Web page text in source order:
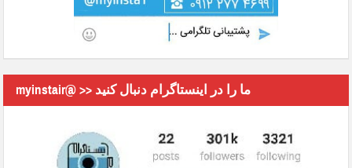
myinstair@ >> ما را در اینستاگرام دنبال کنید